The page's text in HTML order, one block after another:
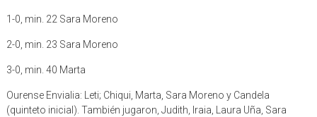
1-0, min. 22 Sara Moreno
2-0, min. 23 Sara Moreno
3-0, min. 40 Marta
Ourense Envialia: Leti; Chiqui, Marta, Sara Moreno y Candela
(quinteto inicial). También jugaron, Judith, Iraia, Laura Uña, Sara